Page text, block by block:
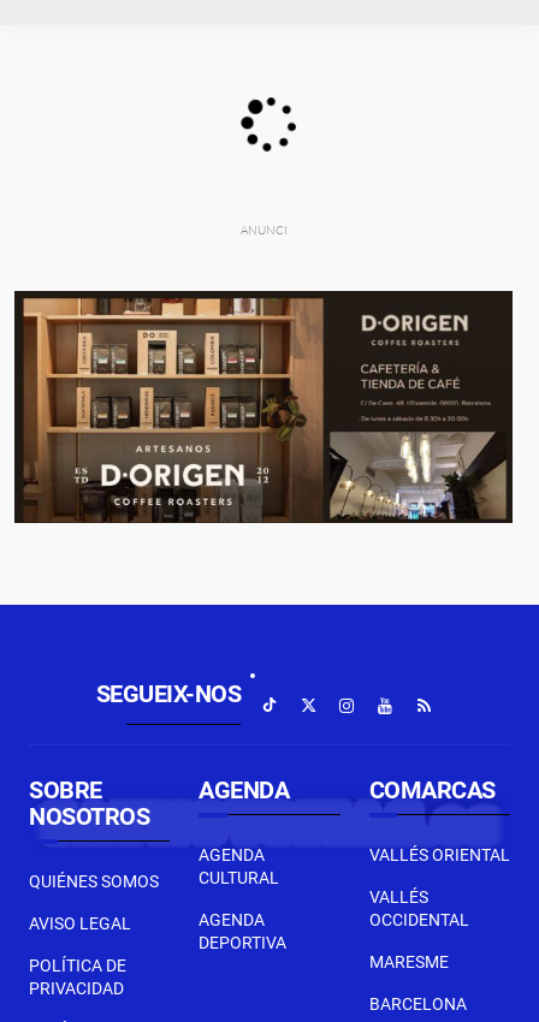
SEGUEIX-NOS
SOBRE
NOSOTROS
QUIÉNES SOMOS
AVISO LEGAL
POLÍTICA DE
PRIVACIDAD
AGENDA
AGENDA
CULTURAL
AGENDA
DEPORTIVA
COMARCAS
VALLÉS ORIENTAL
VALLÉS
OCCIDENTAL
MARESME
BARCELONA